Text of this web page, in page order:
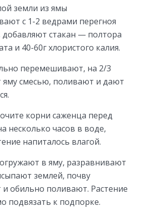
земли из ямы
с 1-2 ведрами перегноя
добавляют стакан — полтора
и 40-60г хлористого калия.
перемешивают, на 2/3
яму смесью, поливают и дают
корни саженца перед
несколько часов в воде,
напиталось влагой.
в яму, разравнивают
землей, почву
обильно поливают. Растение
подвязать к подпорке.